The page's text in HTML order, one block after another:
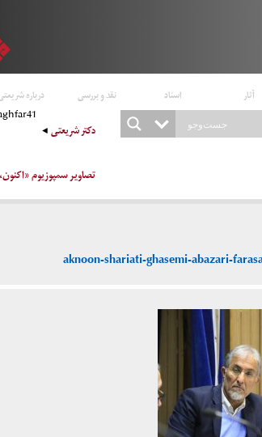
آثار اسناد نقد و بررسی درباره
دکتر شریعتی
تصاویر سمپوزیوم «اکنون، ما
aknoon-shariati-ghasemi-abazari-